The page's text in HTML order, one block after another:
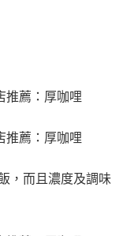
，而且濃度及調味